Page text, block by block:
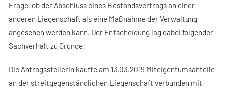
Frage, ob der Abschluss eines Bestandsvertrags an einer
anderen Liegenschaft als eine Maßnahme der Verwaltung
angesehen werden kann. Der Entscheidung lag dabei folgender
Sachverhalt zu Grunde:
Die Antragsstellerin kaufte am 13.03.2019 Miteigentumsanteile
an der streitgegenständlichen Liegenschaft verbunden mit